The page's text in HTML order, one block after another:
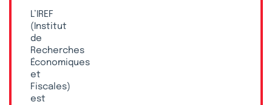
L’IREF
(Institut
de
Recherches
Économiques
et
Fiscales)
est